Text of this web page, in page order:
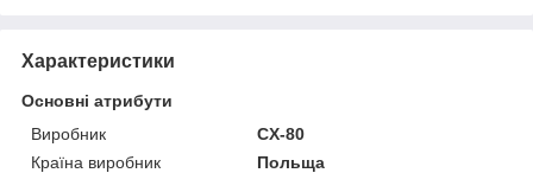
Характеристики
Основні атрибути
Виробник
CX-80
Країна виробник
Польща